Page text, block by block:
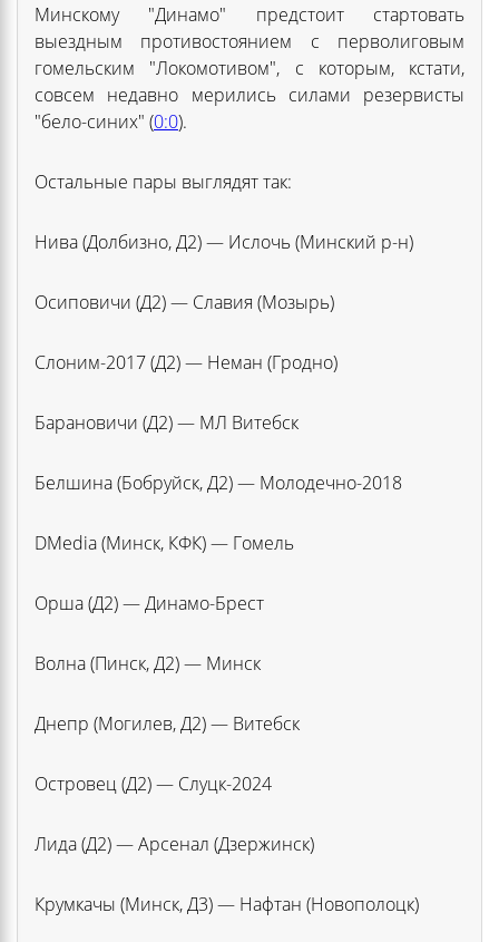
Минскому "Динамо" предстоит стартовать
выездным противостоянием с перволиговым
гомельским "Локомотивом", с которым, кстати,
совсем недавно мерились силами резервисты
"бело-синих" (0:0).
Остальные пары выглядят так:
Нива (Долбизно, Д2) — Ислочь (Минский р-н)
Осиповичи (Д2) — Славия (Мозырь)
Слоним-2017 (Д2) — Неман (Гродно)
Барановичи (Д2) — МЛ Витебск
Белшина (Бобруйск, Д2) — Молодечно-2018
DMedia (Минск, КФК) — Гомель
Орша (Д2) — Динамо-Брест
Волна (Пинск, Д2) — Минск
Днепр (Могилев, Д2) — Витебск
Островец (Д2) — Слуцк-2024
Лида (Д2) — Арсенал (Дзержинск)
Крумкачы (Минск, Д3) — Нафтан (Новополоцк)